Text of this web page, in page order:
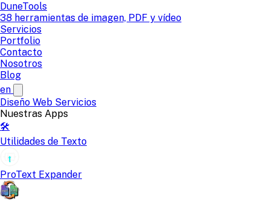
DuneTools
38 herramientas de imagen, PDF y vídeo
Servicios
Portfolio
Contacto
Nosotros
Blog
en
Diseño Web Servicios
Nuestras Apps
🛠️
Utilidades de Texto
ProText Expander